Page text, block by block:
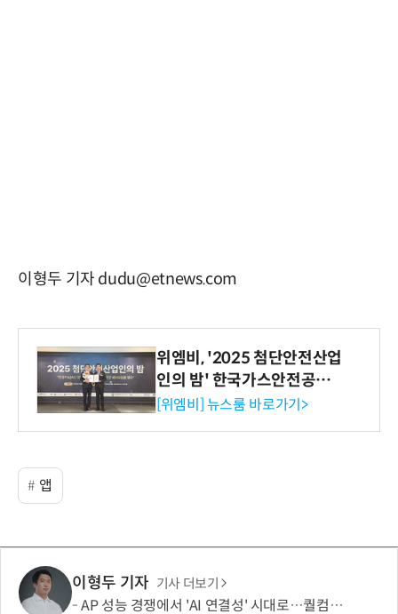
이형두 기자 dudu@etnews.com
위엠비, '2025 첨단안전산업
인의 밤' 한국가스안전공사
사장상 수상
[위엠비] 뉴스룸 바로가기>
앱
이형두 기자 기사 더보기
AP 성능 경쟁에서 'AI 연결성' 시대로…퀄컴 영역 확장 본격화